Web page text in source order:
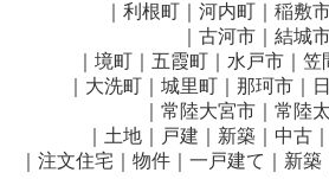
｜利根町｜河内町｜稲敷
｜古河市｜結城市
｜境町｜五霞町｜水戸市｜笠
｜大洗町｜城里町｜那珂市｜
｜常陸大宮市｜常陸
｜土地｜戸建｜新築｜中古
｜注文住宅｜物件｜一戸建て｜新築